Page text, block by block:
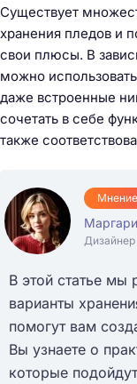
Существует
хранения пледов и
свои плюсы. В
можно
даже встроенные
сочетать в себе
также
В этой статье мы
варианты
помогут вам
Вы узнаете о
которые